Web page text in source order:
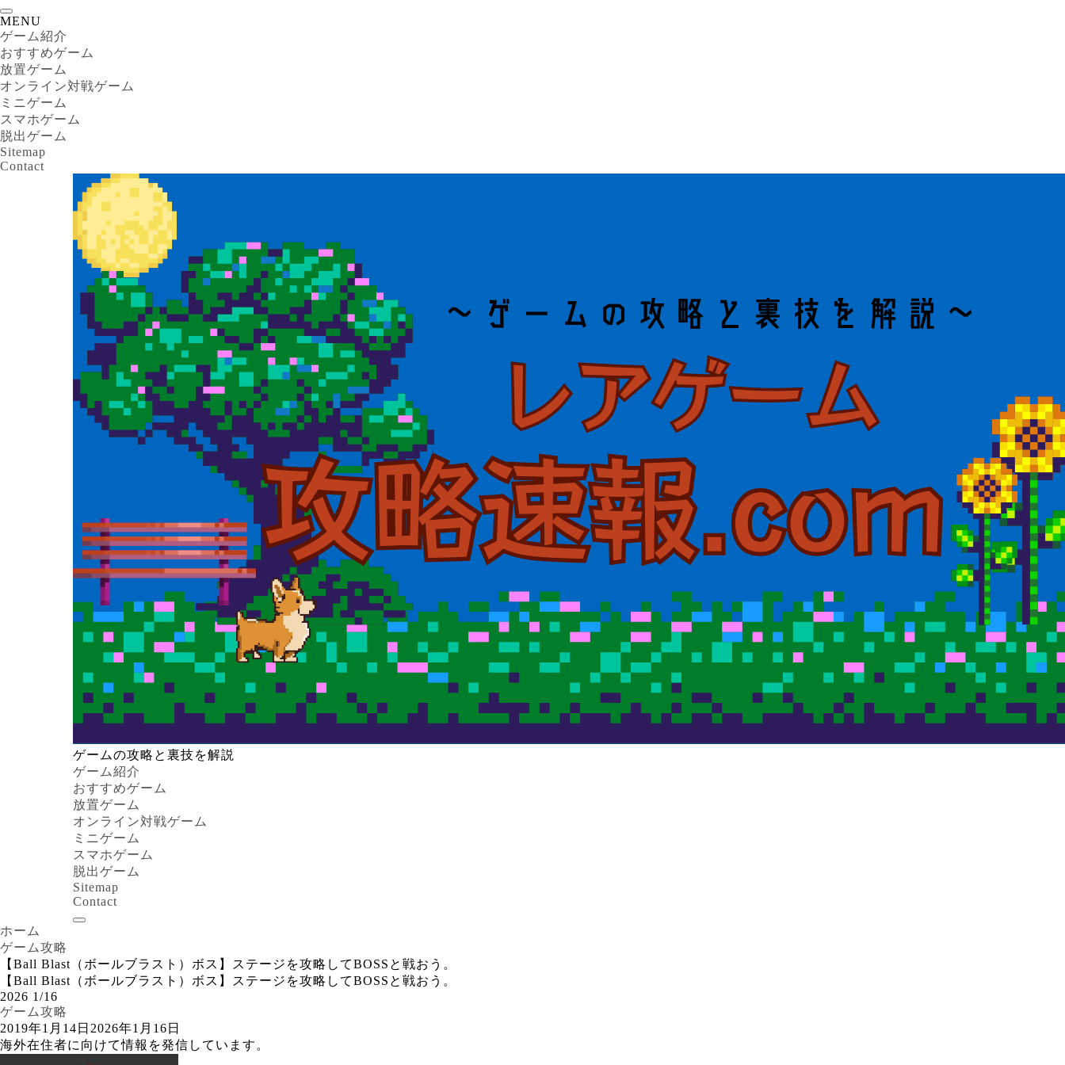
MENU
ゲーム紹介
おすすめゲーム
放置ゲーム
オンライン対戦ゲーム
ミニゲーム
スマホゲーム
脱出ゲーム
Sitemap
Contact
ゲームの攻略と裏技を解説
ゲーム紹介
おすすめゲーム
放置ゲーム
オンライン対戦ゲーム
ミニゲーム
スマホゲーム
脱出ゲーム
Sitemap
Contact
ホーム
ゲーム攻略
【Ball Blast（ボールブラスト）ボス】ステージを攻略してBOSSと戦おう。
【Ball Blast（ボールブラスト）ボス】ステージを攻略してBOSSと戦おう。
2026 1/16
ゲーム攻略
2019年1月14日 2026年1月16日
海外在住者に向けて情報を発信しています。